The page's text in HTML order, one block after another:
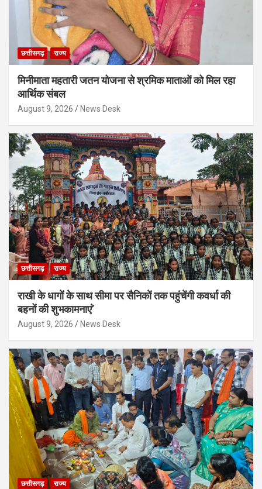
छत्तीसगढ़ राज्य
मिनीमाता महतारी जतन योजना से श्रमिक माताओं को मिल रहा
आर्थिक संबल
August 9, 2026 News Desk
छत्तीसगढ़ राज्य
राखी के धागों के साथ सीमा पर सैनिकों तक पहुंचेंगी कवर्धा की
बहनों की शुभकामनाएं’
August 9, 2026 News Desk
छत्तीसगढ़ राज्य